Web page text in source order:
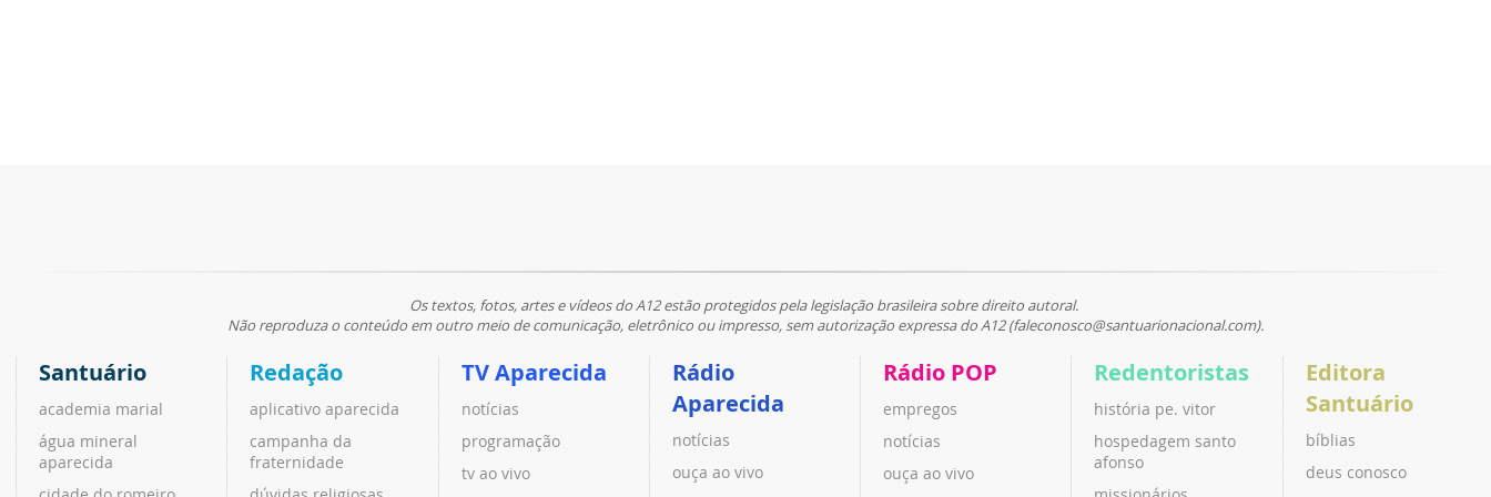
Os textos, fotos, artes e vídeos do A12 estão protegidos pela legislação brasileira sobre direito autoral.
Não reproduza o conteúdo em outro meio de comunicação, eletrônico ou impresso, sem autorização expressa do A12 (faleconosco@santuarionacional.com).
Santuário
academia marial
água mineral
aparecida
Redação
aplicativo aparecida
campanha da
fraternidade
TV Aparecida
notícias
programação
tv ao vivo
Rádio
Aparecida
notícias
ouça ao vivo
Rádio POP
empregos
notícias
ouça ao vivo
Redentoristas
história pe. vitor
hospedagem santo
afonso
Editora
Santuário
bíblias
deus conosco